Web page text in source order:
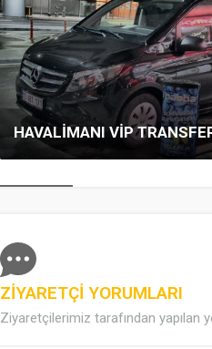
HAVALIMANI VİP
ZİYARETÇİ YORUMLARI
Ziyaretçilerimiz tarafından yapılan